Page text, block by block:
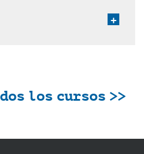
+
los cursos >>